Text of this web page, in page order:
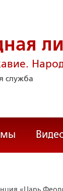
служба